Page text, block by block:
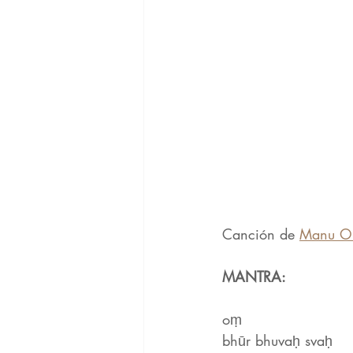
Canción de Manu
MANTRA:
oṃ
bhūr bhuvaḥ svaḥ